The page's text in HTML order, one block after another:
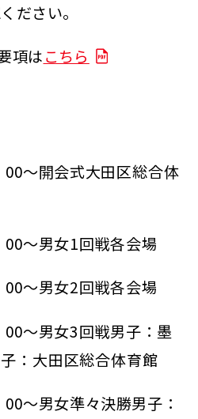
ださい。
項はこちら
00～開会式大田区総合体
00～男女1回戦各会場
00～男女2回戦各会場
00～男女3回戦男子：墨
：大田区総合体育館
00～男女準々決勝男子：